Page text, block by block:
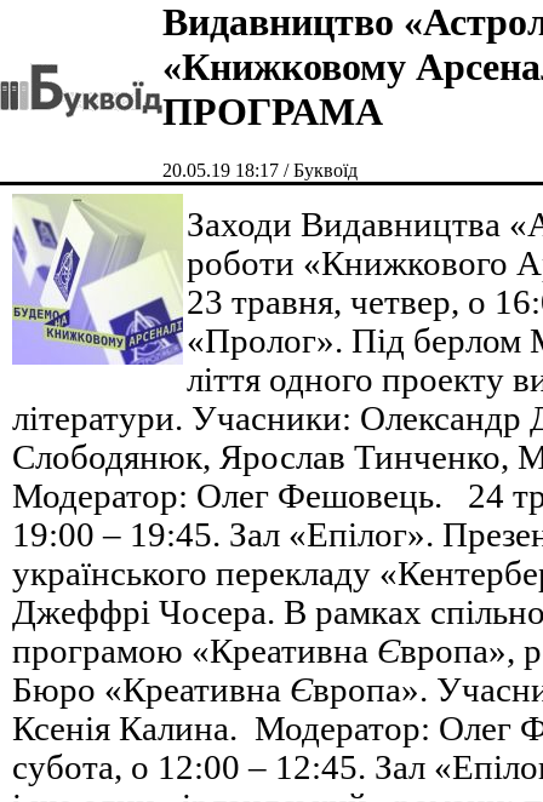
Видавництво
«Книжковому
ПРОГРАМА
20.05.19 18:17 / Буквоїд
Заходи Видавництва
роботи «Книжкового
23 травня, четвер, о
«Пролог». Під берлом
ліття одного проекту
літератури. Учасники:
Слободянюк, Ярослав Тинченко,
Модератор: Олег Фешовець. 24
19:00 – 19:45. Зал «Епілог».
українського перекладу
Джеффрі Чосера. В рамках
програмою «Креативна Європа»,
Бюро «Креативна Європа».
Ксенія Калина. Модератор: Олег
субота, о 12:00 – 12:45. Зал